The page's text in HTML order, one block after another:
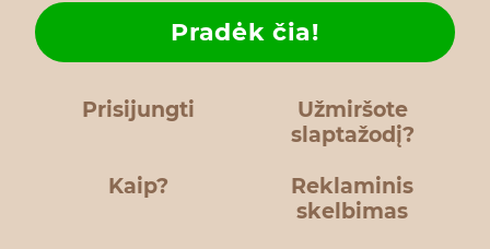
Prisijungti
Užmiršote
slaptažodį?
Kaip?
Pradėk čia!
Reklaminis
skelbimas